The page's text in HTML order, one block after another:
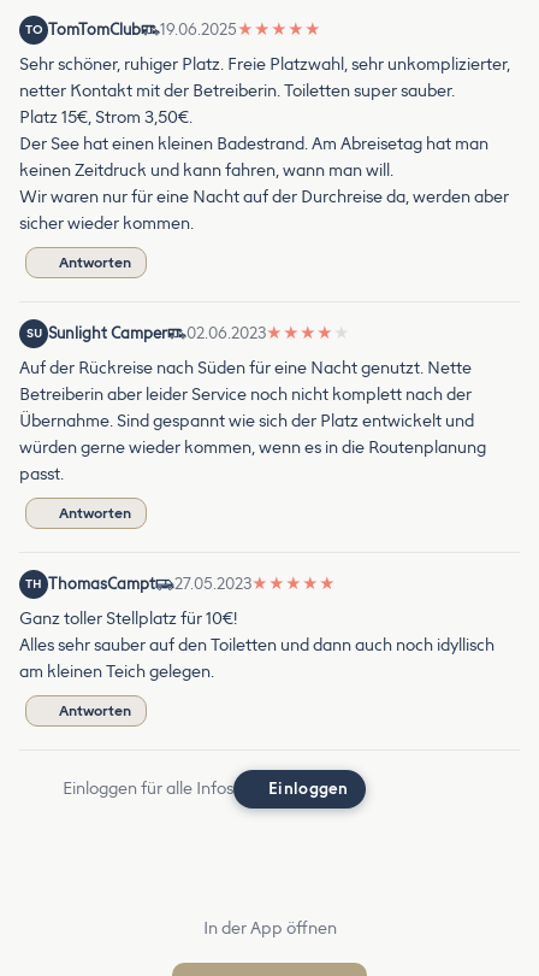
TO TomTomClub 19.06.2025★ ★ ★ ★ ★
Sehr schöner, ruhiger Platz. Freie Platzwahl, sehr unkomplizierter,
netter Kontakt mit der Betreiberin. Toiletten super sauber.
Platz 15€, Strom 3,50€.
Der See hat einen kleinen Badestrand. Am Abreisetag hat man
keinen Zeitdruck und kann fahren, wann man will.
Wir waren nur für eine Nacht auf der Durchreise da, werden aber
sicher wieder kommen.
Antworten
SU Sunlight Camper 02.06.2023★ ★ ★ ★ ★
Auf der Rückreise nach Süden für eine Nacht genutzt. Nette
Betreiberin aber leider Service noch nicht komplett nach der
Übernahme. Sind gespannt wie sich der Platz entwickelt und
würden gerne wieder kommen, wenn es in die Routenplanung
passt.
Antworten
TH ThomasCampt 27.05.2023★ ★ ★ ★ ★
Ganz toller Stellplatz für 10€!
Alles sehr sauber auf den Toiletten und dann auch noch idyllisch
am kleinen Teich gelegen.
Antworten
Einloggen für alle Infos Einloggen
In der App öffnen